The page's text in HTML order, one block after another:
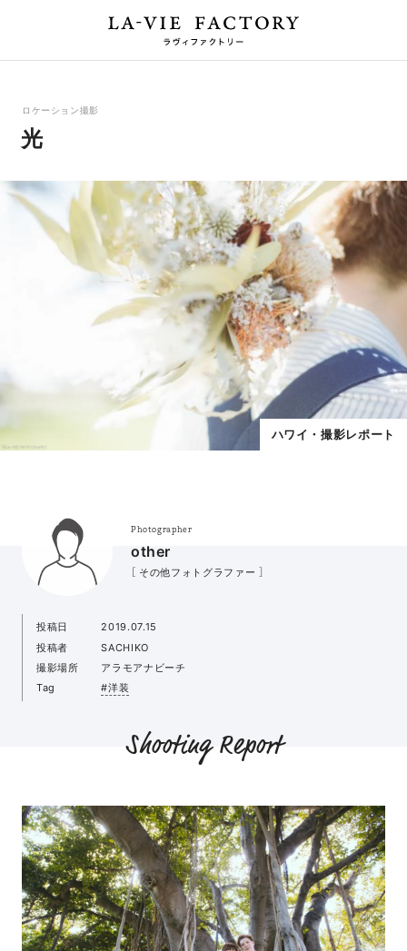
ロケーション撮影
光
ハワイ・撮影レポート
Photographer
other
［ その他フォトグラファー ］
投稿日
2019.07.15
投稿者
SACHIKO
撮影場所
アラモアナビーチ
Tag
#洋装
Shooting Report